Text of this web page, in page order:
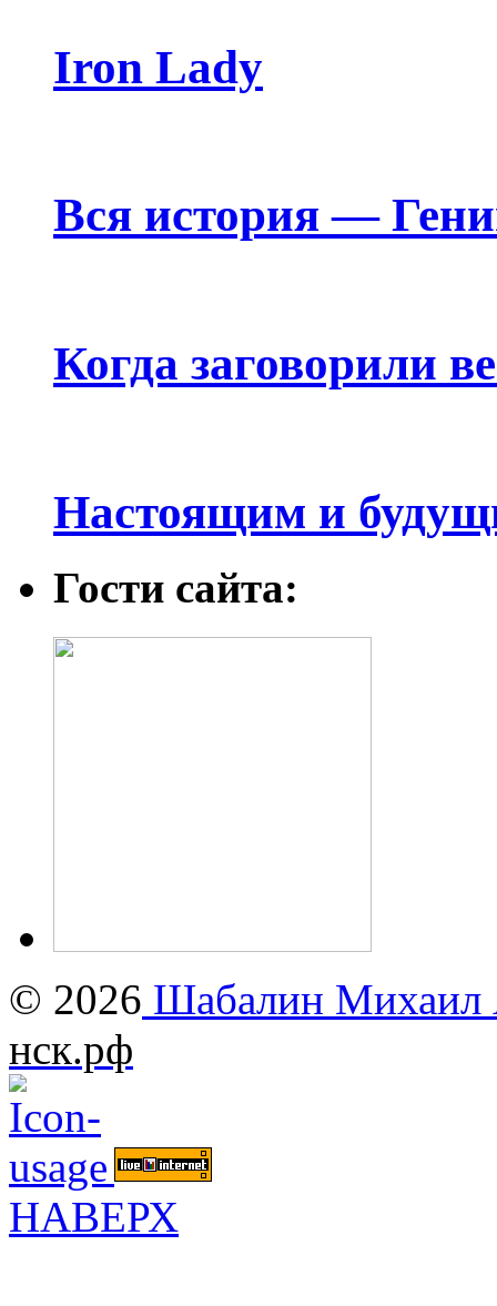
Iron Lady
Вся история —
Когда заговорили
Настоящим и
Гости сайта:
© 2026 Шабалин Михаил
нск.рф
НАВЕРХ